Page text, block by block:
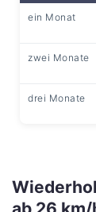
ein Monat
zwei Monate
drei Monate